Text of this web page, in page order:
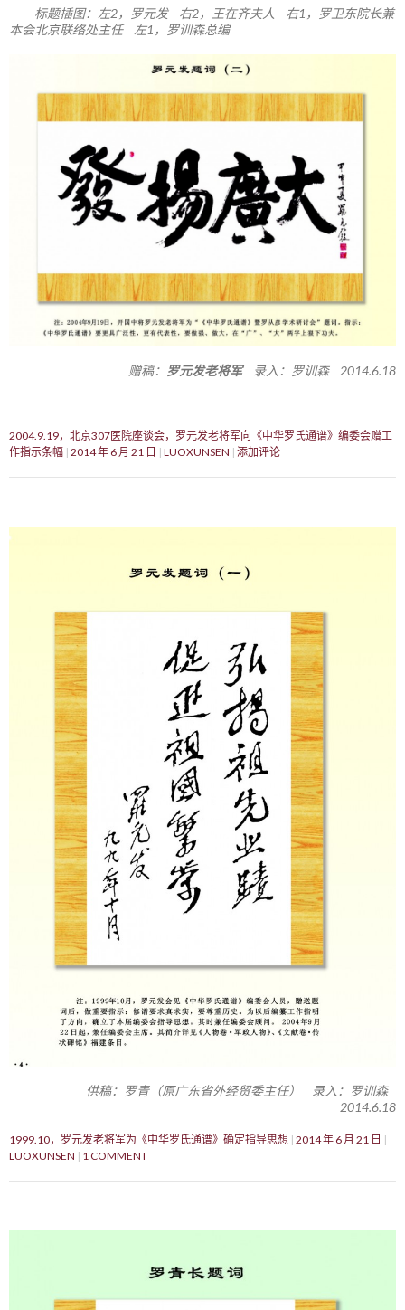
标题插图：左2，罗元发 右2，王在齐夫人 右1，罗卫东院长兼
本会北京联络处主任 左1，罗训森总编
赠稿： 罗元发老将军录入：罗训森 2014.6.18
2004.9.19，北京307医院座谈会，罗元发老将军向《中华罗氏通谱》编委会赠工
作指示条幅 2014 年 6 月 21 日 LUOXUNSEN 添加评论
供稿：罗青（原广东省外经贸委主任） 录入：罗训森
2014.6.18
1999.10，罗元发老将军为《中华罗氏通谱》确定指导思想 2014 年 6 月 21 日
LUOXUNSEN
1 COMMENT